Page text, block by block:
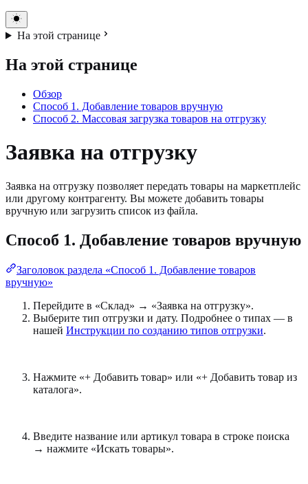
На этой странице
На этой странице
Обзор
Способ 1. Добавление товаров вручную
Способ 2. Массовая загрузка товаров на отгрузку
Заявка на отгрузку
Заявка на отгрузку позволяет передать товары на маркетплейс
или другому контрагенту. Вы можете добавить товары
вручную или загрузить список из файла.
Способ 1. Добавление товаров вручную
Заголовок раздела «Способ 1. Добавление товаров
вручную»
Перейдите в «Склад» → «Заявка на отгрузку».
Выберите тип отгрузки и дату. Подробнее о типах — в
нашей Инструкции по созданию типов отгрузки.
Нажмите «+ Добавить товар» или «+ Добавить товар из
каталога».
Введите название или артикул товара в строке поиска
→ нажмите «Искать товары».